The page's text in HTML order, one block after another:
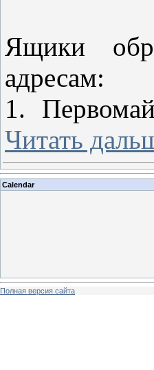
Ящики
адресам:
1.
Читать
Calendar
Полная версия сайта